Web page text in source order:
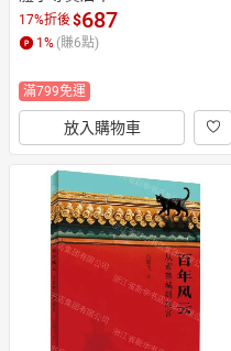
(tl2605)
17%折後$687
1 % (賺6點)
滿799免運
放入購物車